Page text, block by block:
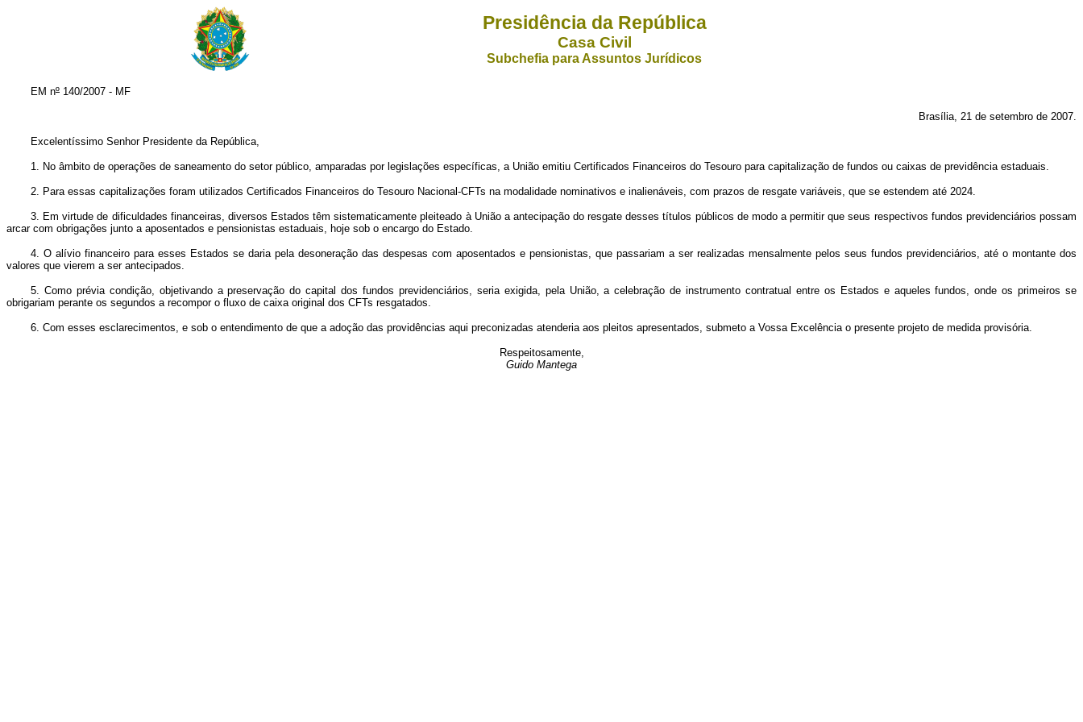
Presidência da República
Casa Civil
Subchefia para Assuntos Jurídicos
EM nº 140/2007 - MF
Brasília, 21 de setembro de 2007.
Excelentíssimo Senhor Presidente da República,
1. No âmbito de operações de saneamento do setor público, amparadas por legislações específicas, a União emitiu Certificados Financeiros do Tesouro para capitalização de fundos ou caixas de previdência estaduais.
2. Para essas capitalizações foram utilizados Certificados Financeiros do Tesouro Nacional-CFTs na modalidade nominativos e inalienáveis, com prazos de resgate variáveis, que se estendem até 2024.
3. Em virtude de dificuldades financeiras, diversos Estados têm sistematicamente pleiteado à União a antecipação do resgate desses títulos públicos de modo a permitir que seus respectivos fundos previdenciários possam
arcar com obrigações junto a aposentados e pensionistas estaduais, hoje sob o encargo do Estado.
4. O alívio financeiro para esses Estados se daria pela desoneração das despesas com aposentados e pensionistas, que passariam a ser realizadas mensalmente pelos seus fundos previdenciários, até o montante dos
valores que vierem a ser antecipados.
5. Como prévia condição, objetivando a preservação do capital dos fundos previdenciários, seria exigida, pela União, a celebração de instrumento contratual entre os Estados e aqueles fundos, onde os primeiros se
obrigariam perante os segundos a recompor o fluxo de caixa original dos CFTs resgatados.
6. Com esses esclarecimentos, e sob o entendimento de que a adoção das providências aqui preconizadas atenderia aos pleitos apresentados, submeto a Vossa Excelência o presente projeto de medida provisória.
Respeitosamente,
Guido Mantega